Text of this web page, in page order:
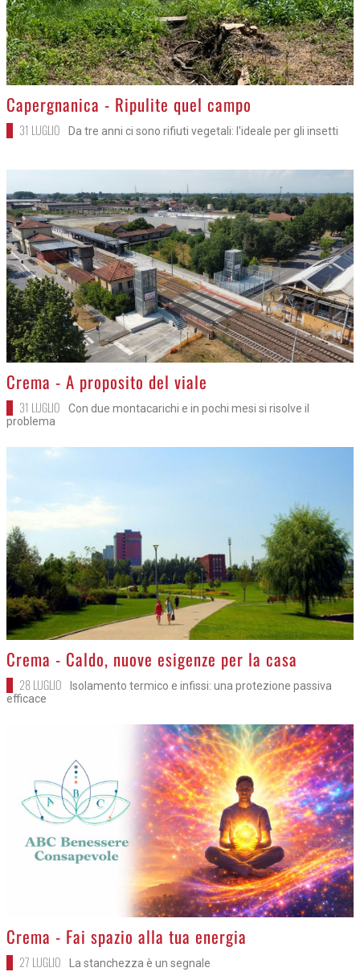
>
Capergnanica - Ripulite quel campo
31 LUGLIO Da tre anni ci sono rifiuti vegetali: l'ideale per gli insetti
>
Crema - A proposito del viale
31 LUGLIO
Con due montacarichi e in pochi mesi si risolve il
problema
>
Crema - Caldo, nuove esigenze per la casa
28 LUGLIO
Isolamento termico e infissi: una protezione passiva
efficace
>
Crema - Fai spazio alla tua energia
27 LUGLIO La stanchezza è un segnale